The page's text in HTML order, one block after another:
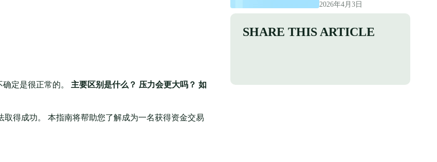
定是很正常的。 主要区别是什么？ 压力会更大吗？ 如
得成功。 本指南将帮助您了解成为一名获得资金交易
2026年4月3日
SHARE THIS ARTICLE